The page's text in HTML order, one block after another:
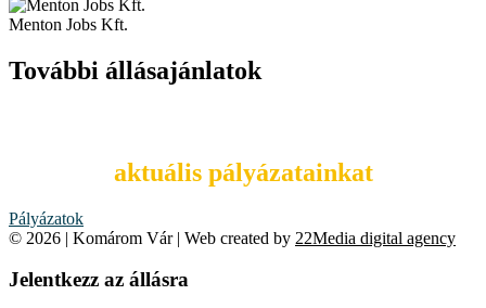
Menton Jobs Kft.
További állásajánlatok
aktuális pályázatainkat
Pályázatok
© 2026 | Komárom Vár | Web created by 22Media digital agency
Jelentkezz az állásra